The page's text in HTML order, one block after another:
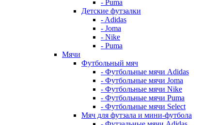
- Puma
Детские футзалки
- Adidas
- Joma
- Nike
- Puma
Мячи
Футбольный мяч
- Футбольные мячи Adidas
- Футбольные мячи Joma
- Футбольные мячи Nike
- Футбольные мячи Puma
- Футбольные мячи Select
Мяч для футзала и мини-футбола